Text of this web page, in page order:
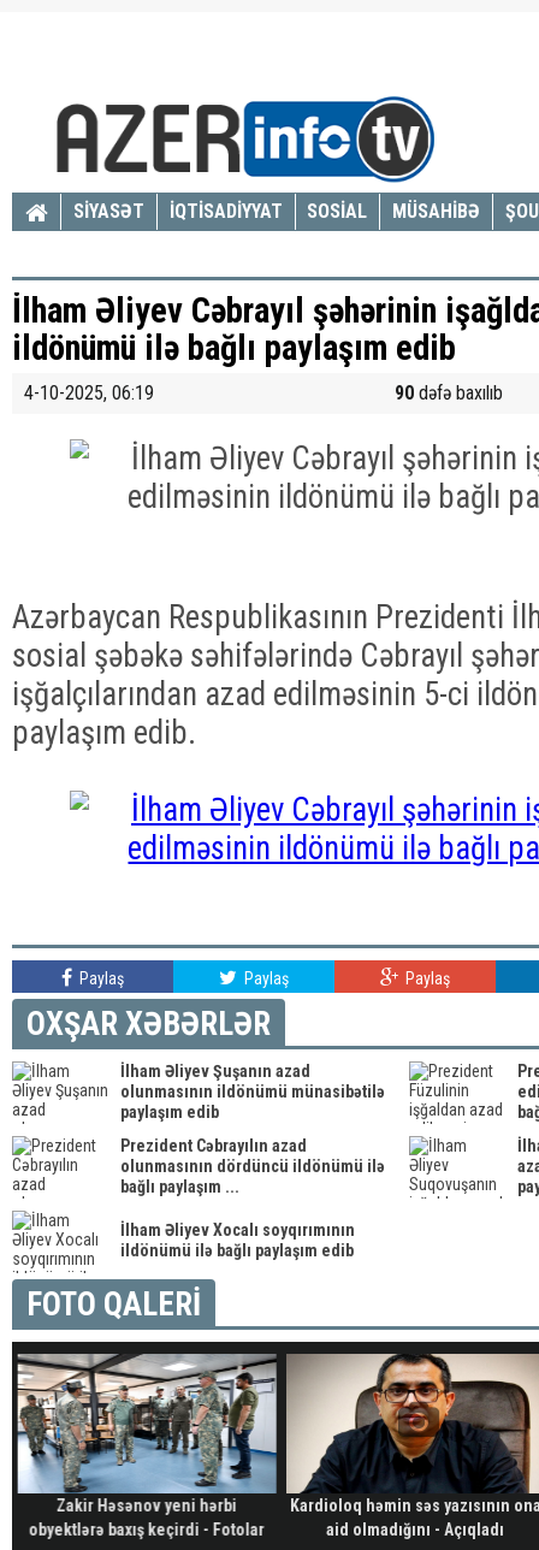
SİYASƏT İQTİSADİYYAT SOSİAL MÜSAHİBƏ
İlham Əliyev Cəbrayıl şəhərinin
ildönümü ilə bağlı paylaşım edib
4-10-2025, 06:19 90 dəfə baxılıb
Azərbaycan Respublikasının Prezidenti
sosial şəbəkə səhifələrində Cəbrayıl
işğalçılarından azad edilməsinin 5-ci
paylaşım edib.
Paylaş Paylaş Paylaş
OXŞAR XƏBƏRLƏR
İlham Əliyev Şuşanın azad
olunmasının ildönümü münasibətilə
paylaşım edib
Prezident Cəbrayılın azad
olunmasının dördüncü ildönümü ilə
bağlı paylaşım ...
İlham Əliyev Xocalı soyqırımının
ildönümü ilə bağlı paylaşım edib
FOTO QALERİ
Zakir Həsənov yeni hərbi
obyektlərə baxış keçirdi - Fotolar
Kardioloq həmin səs yazısının
aid olmadığını - Açıqladı